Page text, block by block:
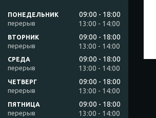
ПОНЕДЕЛЬНИК 09:00
18:00
13:00
14:00
ВТОРНИК 09:00
18:00
13:00
14:00
СРЕДА 09:00
18:00
13:00
14:00
ЧЕТВЕРГ 09:00
18:00
13:00
14:00
ПЯТНИЦА 09:00
18:00
13:00
14:00